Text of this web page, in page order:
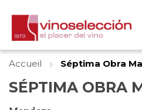
Accueil Séptima Obra
SÉPTIMA OBRA